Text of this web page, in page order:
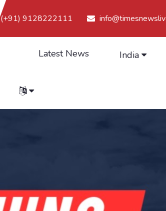
(+91) 9128222111
Latest News India